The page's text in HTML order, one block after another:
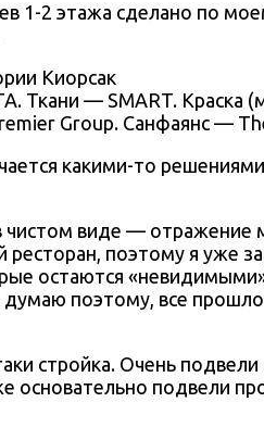
1-2 этажа сделано по
Ткани — SMART.
Group. Санфаянс —
какими-то
чистом виде — отражение
поэтому я уже
остаются
думаю поэтому, все
стройка. Очень
основательно подвели